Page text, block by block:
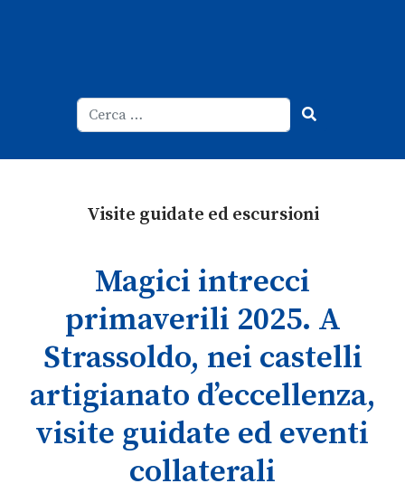
Visite guidate ed escursioni
Magici intrecci
primaverili 2025. A
Strassoldo, nei castelli
artigianato d’eccellenza,
visite guidate ed eventi
collaterali